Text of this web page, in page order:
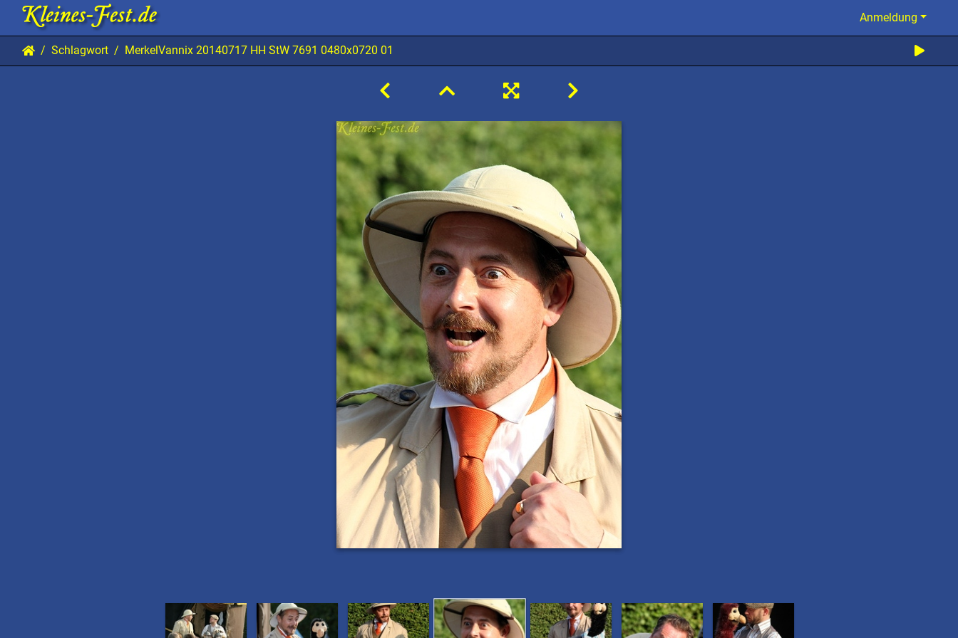
Anmeldung
Schlagwort MerkelVannix 20140717 HH StW 7691 0480x0720 01